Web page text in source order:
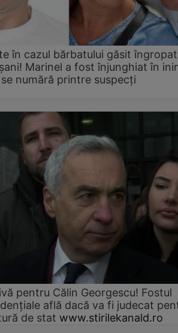
în cazul bărbatului găsit
Marinel a fost înjunghiat în
numără printre suspecți
pentru Călin Georgescu! Fostul
află dacă va fi judecat
de stat www.stirilekanald.ro